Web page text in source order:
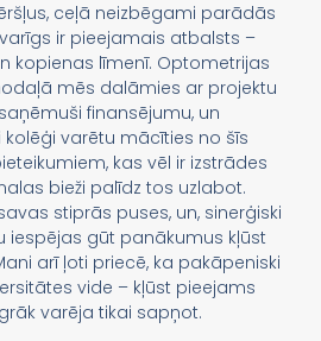
ceļā neizbēgami parādās
ir pieejamais atbalsts –
kopienas līmenī. Optometrijas
mēs dalāmies ar projektu
finansējumu, un
varētu mācīties no šīs
kas vēl ir izstrādes
bieži palīdz tos uzlabot.
stiprās puses, un, sinerģiski
iespējas gūt panākumus kļūst
arī ļoti priecē, ka pakāpeniski
vide – kļūst pieejams
varēja tikai sapņot.